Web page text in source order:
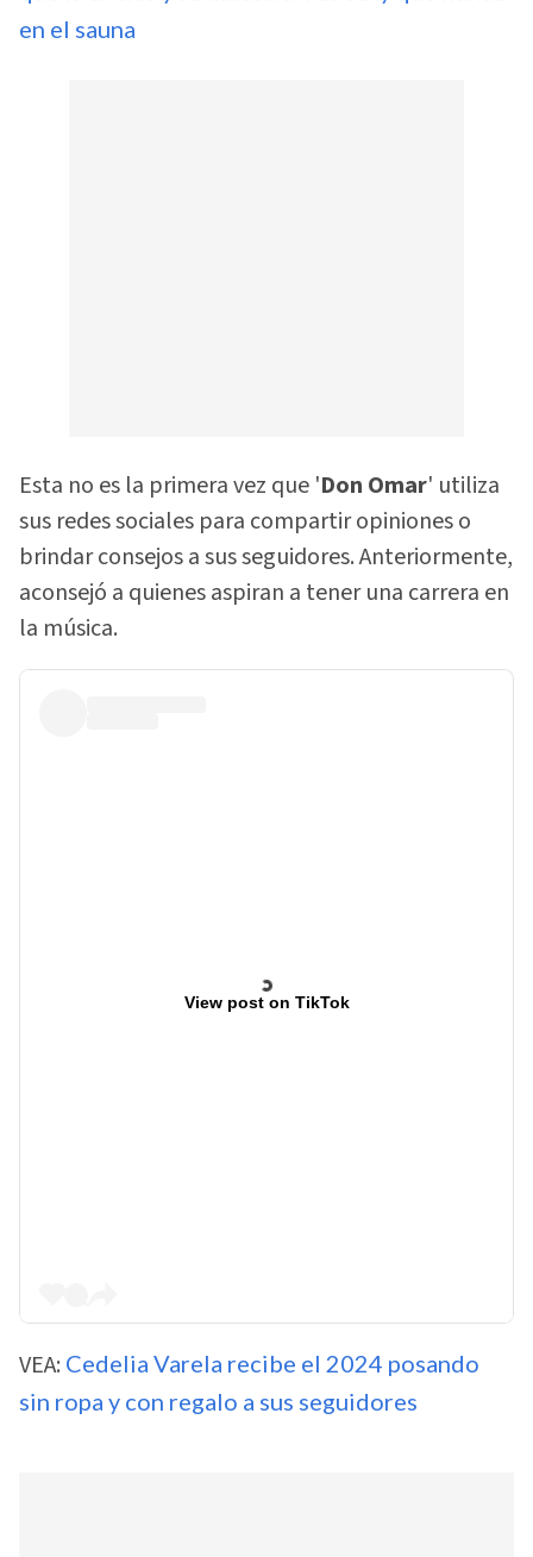
en el sauna
Esta no es la primera vez que 'Don Omar' utiliza
sus redes sociales para compartir opiniones o
brindar consejos a sus seguidores. Anteriormente,
aconsejó a quienes aspiran a tener una carrera en
la música.
View post on TikTok
VEA: Cedelia Varela recibe el 2024 posando
sin ropa y con regalo a sus seguidores